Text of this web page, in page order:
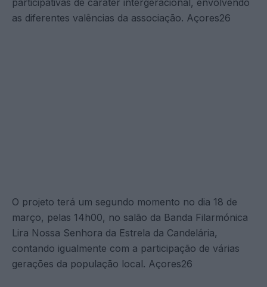
as diferentes valências da associação. Açores26
O projeto terá um segundo momento no dia 18 de
março, pelas 14h00, no salão da Banda Filarmónica
Lira Nossa Senhora da Estrela da Candelária,
contando igualmente com a participação de várias
gerações da população local. Açores26